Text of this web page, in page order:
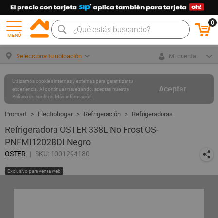
MENÚ
0
Selecciona tu ubicación Mi cuenta
Aceptar
Utilizamos cookies internas y externas para garantizar tu
experiencia. Al continuar navegando, aceptas nuestra
Política de cookies. Más información.
Electrohogar Refrigeración Refrigeradoras
Refrigeradora OSTER 338L No Frost OS-
PNFMI1202BDI Negro
OSTER SKU: 1001294180
Exclusivo para venta web